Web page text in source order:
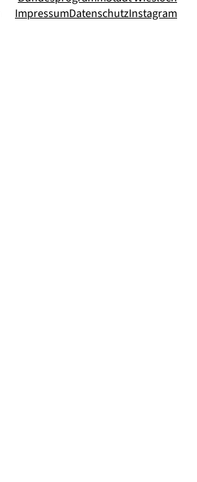
ImpressumDatenschutzInstagram